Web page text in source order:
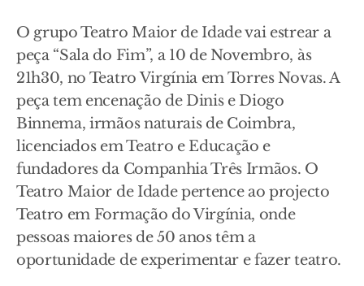
O grupo Teatro Maior de Idade vai estrear a
peça “Sala do Fim”, a 10 de Novembro, às
21h30, no Teatro Virgínia em Torres Novas. A
peça tem encenação de Dinis e Diogo
Binnema, irmãos naturais de Coimbra,
licenciados em Teatro e Educação e
fundadores da Companhia Três Irmãos. O
Teatro Maior de Idade pertence ao projecto
Teatro em Formação do Virgínia, onde
pessoas maiores de 50 anos têm a
oportunidade de experimentar e fazer teatro.